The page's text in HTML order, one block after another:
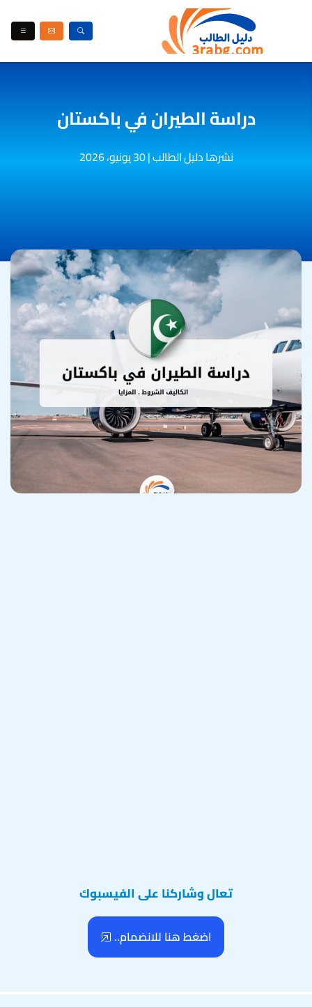
دراسة الطيران في باكستان
نشرها دليل الطالب|30 يونيو، 2026
تعال وشاركنا على الفيسبوك
اضغط هنا للانضمام..